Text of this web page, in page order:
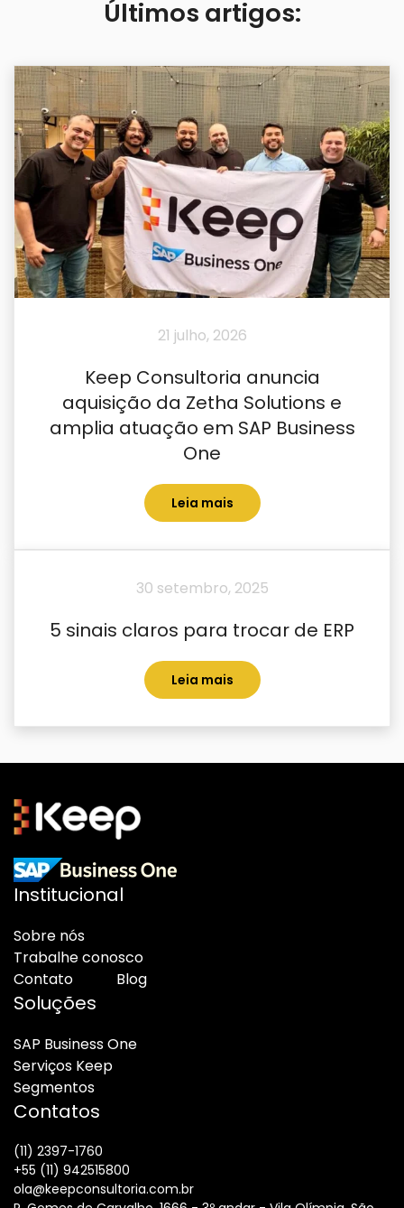
Últimos artigos:
21 julho, 2026
Keep Consultoria anuncia
aquisição da Zetha Solutions e
amplia atuação em SAP Business
One
Leia mais
30 setembro, 2025
5 sinais claros para trocar de ERP
Leia mais
Institucional
Sobre nós
Trabalhe conosco
Contato
Blog
Soluções
SAP Business One
Serviços Keep
Segmentos
Contatos
(11) 2397-1760
+55 (11) 942515800
ola@keepconsultoria.com.br